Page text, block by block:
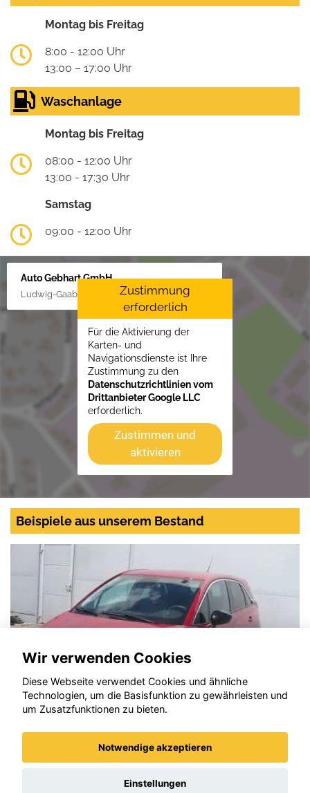
Montag bis Freitag
8:00 - 12:00 Uhr
13:00 – 17:00 Uhr
Waschanlage
Montag bis Freitag
08:00 - 12:00 Uhr
13:00 - 17:30 Uhr
Samstag
09:00 - 12:00 Uhr
Auto Gebhart GmbH
Ludwig-Gaab-Str. 4, 88427 Bad Schussenried
Zustimmung
erforderlich
Für die Aktivierung der
Karten- und
Navigationsdienste ist Ihre
Zustimmung zu den
Datenschutzrichtlinien vom
Drittanbieter Google LLC
erforderlich.
Zustimmen und
aktivieren
Beispiele aus unserem Bestand
Opel Crossland X
Wir verwenden Cookies
Diese Webseite verwendet Cookies und ähnliche
Technologien, um die Basisfunktion zu gewährleisten und
um Zusatzfunktionen zu bieten.
Notwendige akzeptieren
Einstellungen